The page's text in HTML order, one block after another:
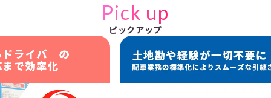
Pick up
ピックアップ